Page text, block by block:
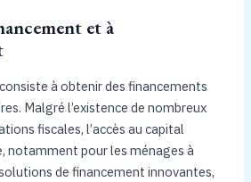
et à
à obtenir des financements
Malgré l’existence de nombreux
fiscales, l’accès au capital
notamment pour les ménages à
de financement innovantes,